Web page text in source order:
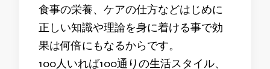
食事の栄養、ケアの仕方などはじめに
正しい知識や理論を身に着ける事で効
果は何倍にもなるからです。
100人いれば100通りの生活スタイル、